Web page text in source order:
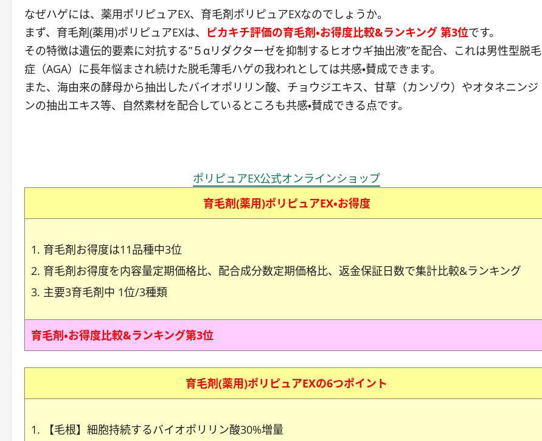
なぜハゲには、薬用ポリピュアEX、育毛剤ポリピュアEXなのでしょうか。
まず、育毛剤(薬用)ポリピュアEXは、
ピカキチ評価の育毛剤・お得度比較&ランキング 第3位です。
その特徴は遺伝的要素に対抗する”５αリダクターゼを抑制するヒオウギ抽出液”を配合、これは男性型脱毛
症（AGA）に長年悩まされ続けた脱毛薄毛ハゲの我われとしては共感・賛成できます。
また、海由来の酵母から抽出したバイオポリリン酸、チョウジエキス、甘草（カンゾウ）やオタネニンジ
ンの抽出エキス等、自然素材を配合しているところも共感・賛成できる点です。
ポリピュアEX公式オンラインショップ
育毛剤(薬用)ポリピュアEX・お得度
育毛剤お得度は11品種中3位
育毛剤お得度を内容量定期価格比、配合成分数定期価格比、返金保証日数で集計比較&ランキング
主要3育毛剤中 1位/3種類
育毛剤・お得度比較&ランキング第3位
育毛剤(薬用)ポリピュアEXの6つポイント
【毛根】細胞持続するバイオポリリン酸30%増量